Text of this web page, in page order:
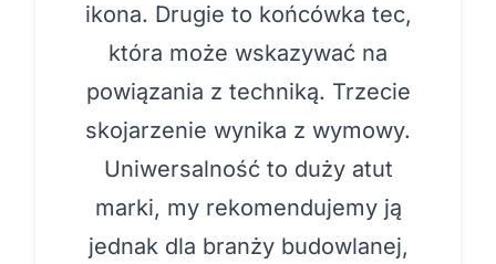
ikona. Drugie to końcówka tec,
która może wskazywać na
powiązania z techniką. Trzecie
skojarzenie wynika z wymowy.
Uniwersalność to duży atut
marki, my rekomendujemy ją
jednak dla branży budowlanej,